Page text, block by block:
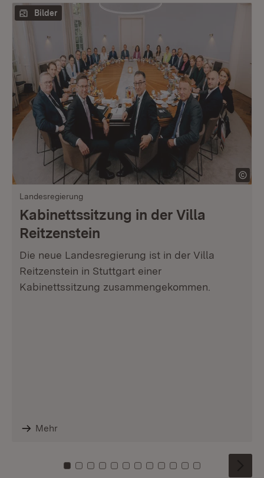
Bilder
Landesregierung
Kabinettssitzung in der Villa
Reitzenstein
Die neue Landesregierung ist in der Villa
Reitzenstein in Stuttgart einer
Kabinettssitzung zusammengekommen.
Mehr
Zu Kachel: 0
Zu Kachel: 1
Zu Kachel: 2
Zu Kachel: 3
Zu Kachel: 4
Zu Kachel: 5
Zu Kachel: 6
Zu Kachel: 7
Zu Kachel: 8
Zu Kachel: 9
Zu Kachel: 10
Zu Kachel: 11